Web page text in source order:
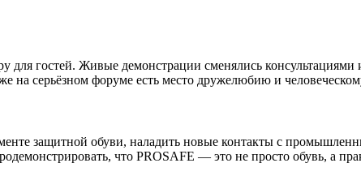
гостей. Живые демонстрации сменялись
на серьёзном форуме есть место дружелюбию и
защитной обуви, наладить новые контакты с
что PROSAFE — это не просто обувь, а